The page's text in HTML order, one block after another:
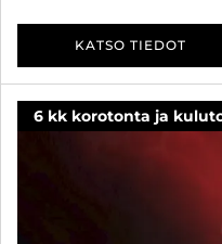
KATSO TIEDOT
6 kk korotonta ja